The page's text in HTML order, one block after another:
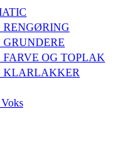
RENGØRING
OG TOPLAK
KLARLAKKER